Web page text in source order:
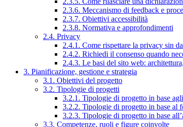
2.3.6. Meccanismo di feedback e
2.3.7. Obiettivi accessibilità
2.3.8. Normativa e approfondimenti
2.4. Privacy
2.4.1. Come rispettare la privacy sin
2.4.2. Richiedi il consenso quando
2.4.3. Le basi del sito web:
3. Pianificazione, gestione e strategia
3.1. Obiettivi del progetto
3.2. Tipologie di progetti
3.2.1. Tipologie di progetto in base
3.2.2. Tipologie di progetto in base al
3.2.3. Tipologie di progetto in base
3.3. Competenze, ruoli e figure coinvolte